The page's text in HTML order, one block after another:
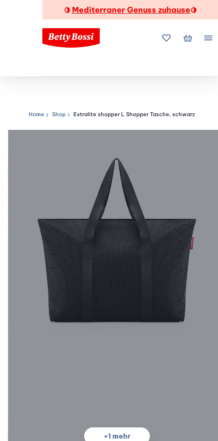
🍋 Mediterraner Genuss zuhause🍋
MeineMein
Navigationspfad
Home Shop Extralite shopper L Shopper Tasche, schwarz
+1 mehr